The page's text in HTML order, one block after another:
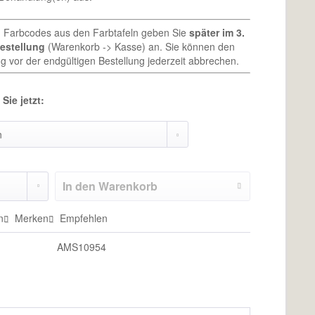
Farbcodes aus den Farbtafeln geben Siespäter im 3.
(Warenkorb -> Kasse) an. Sie können den
vor der endgültigen Bestellung jederzeit abbrechen.
jetzt:
In den Warenkorb
Merken Empfehlen
AMS10954